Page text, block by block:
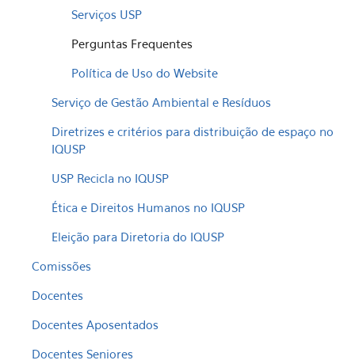
Serviços USP
Perguntas Frequentes
Política de Uso do Website
Serviço de Gestão Ambiental e Resíduos
Diretrizes e critérios para distribuição de espaço no
IQUSP
USP Recicla no IQUSP
Ética e Direitos Humanos no IQUSP
Eleição para Diretoria do IQUSP
Comissões
Docentes
Docentes Aposentados
Docentes Seniores